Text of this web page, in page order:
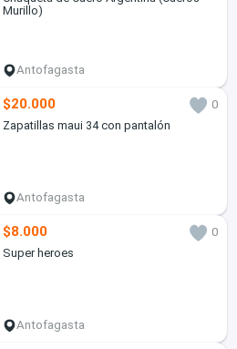
Murillo)
Antofagasta
$20.000
0
Zapatillas maui 34 con pantalón
Antofagasta
$8.000
0
Super heroes
Antofagasta